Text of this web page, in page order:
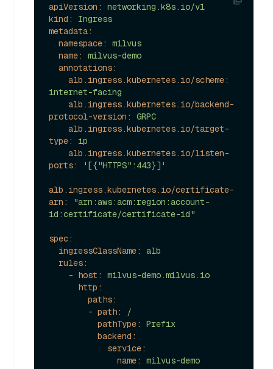
apiVersion:
networking.k8s.io/v1
kind:
Ingress
metadata:
namespace:
milvus
name:
milvus-demo
annotations:
alb.ingress.kubernetes.io/scheme:
internet-facing
alb.ingress.kubernetes.io/backend-
protocol-version:
GRPC
alb.ingress.kubernetes.io/target-
type:
ip
alb.ingress.kubernetes.io/listen-
ports:
'[{"HTTPS":443}]'
alb.ingress.kubernetes.io/certificate-
arn:
"arn:aws:acm:region:account-
id:certificate/certificate-id"
spec:
ingressClassName:
alb
rules:
- host:
milvus-demo.milvus.io
http:
paths:
- path:
/
pathType:
Prefix
backend:
service:
name:
milvus-demo